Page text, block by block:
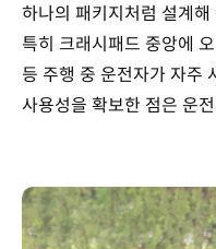
하나의 패키지처럼 설계
특히 크래시패드 중앙에
등 주행 중 운전자가 자주
사용성을 확보한 점은 운